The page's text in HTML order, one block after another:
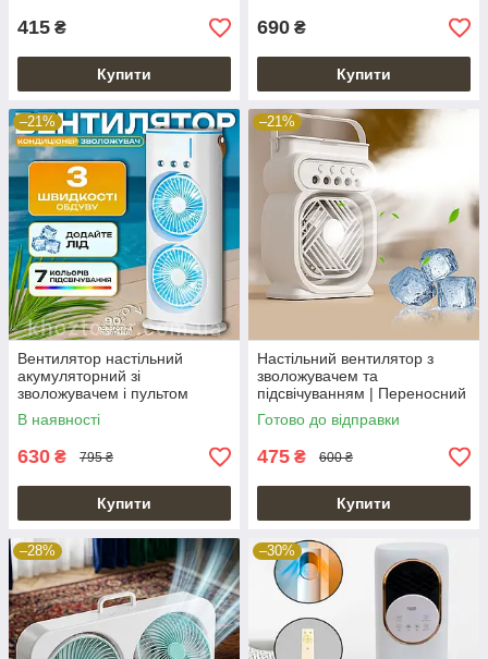
415 ₴
Купити
690 ₴
Купити
–21%
Вентилятор настільний
акумуляторний зі
зволожувачем і пультом
Double-Ended Spray Fan
В наявності
630 ₴ 795 ₴
Купити
–21%
Настільний вентилятор з
зволожувачем та
підсвічуванням | Переносний
Fan Humidifier USB
Готово до відправки
475 ₴ 600 ₴
Купити
–28% –30%